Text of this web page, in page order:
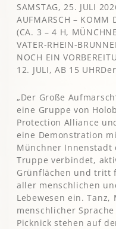
SAMSTAG, 25. JULI
AUFMARSCH – KOMM
(CA. 3 – 4 H,
VATER-RHEIN-
NOCH EIN
12. JULI, AB 15 UHRDer
„Der Große
eine Gruppe von
Protection Alliance
eine Demonstration
Münchner Innenstadt
Truppe verbindet,
Grünflächen und tritt
aller menschlichen
Lebewesen ein.
menschlicher
Picknick stehen auf